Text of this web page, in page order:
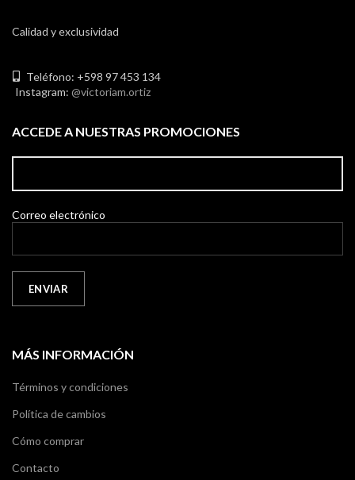
Calidad y exclusividad
Teléfono: +598 97 453 134
Instagram: @victoriam.ortiz
ACCEDE A NUESTRAS PROMOCIONES
Correo electrónico
MÁS INFORMACIÓN
Términos y condiciones
Política de cambios
Cómo comprar
Contacto